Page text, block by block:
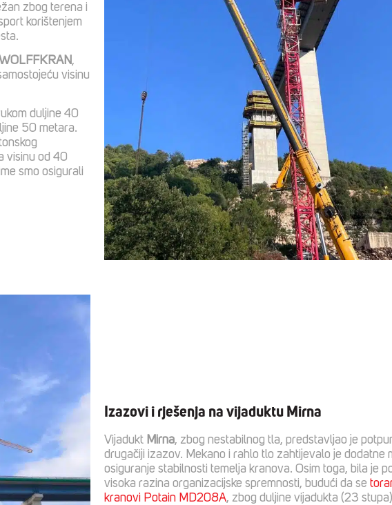
zbog terena i
korištenjem
,
visinu
duljine 40
50 metara.
visinu od 40
smo osigurali
Izazovi i rješenja na vijaduktu Mirna
Vijadukt Mirna, zbog nestabilnog tla, predstavljao je
drugačiji izazov. Mekano i rahlo tlo zahtijevalo je dodatne
osiguranje stabilnosti temelja kranova. Osim toga, bila je
visoka razina organizacijske spremnosti, budući da se
kranovi Potain MD208A, zbog duljine vijadukta (23